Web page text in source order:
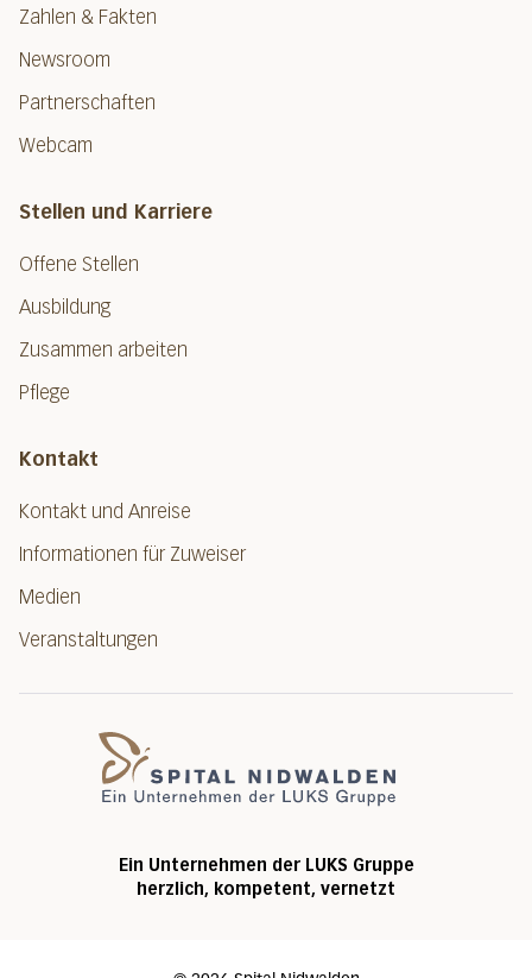
Zahlen & Fakten
Newsroom
Partnerschaften
Webcam
Stellen und Karriere
Offene Stellen
Ausbildung
Zusammen arbeiten
Pflege
Kontakt
Kontakt und Anreise
Informationen für Zuweiser
Medien
Veranstaltungen
Ein Unternehmen der LUKS Gruppe
herzlich, kompetent, vernetzt